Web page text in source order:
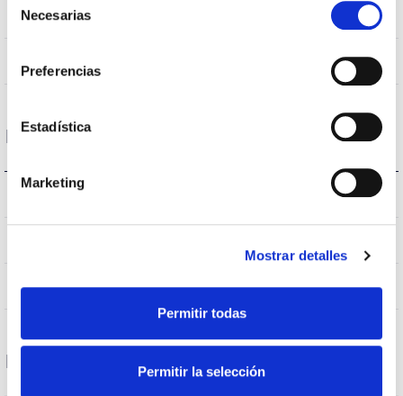
Necesarias
Preferencias
Estadística
Marketing
Mostrar detalles
Permitir todas
Permitir la selección
Colour temperature 4.000K
Opening angle
Housing and Finish
IP Tightness index IP20
Body AL
Performance